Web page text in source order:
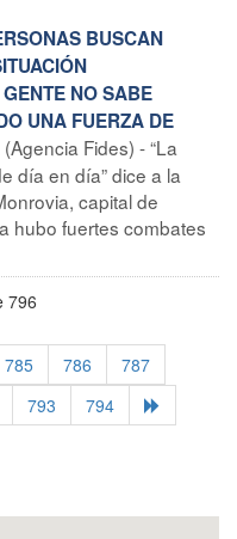
BUSCAN
NO SABE
UNA FUERZA DE
Fides) - “La
día en día” dice a la
capital de
hubo fuertes combates
796
785 786
787
793 794